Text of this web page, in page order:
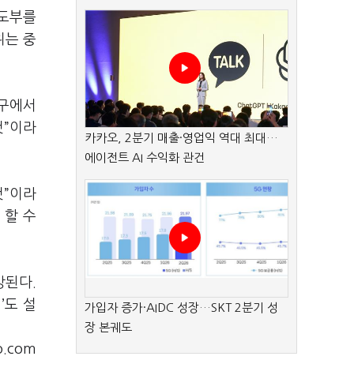
부를
는 중
에서
이라
이라
할 수
다.
도 설
카카오, 2분기 매출·영업익 역대 최대…
에이전트 AI 수익화 관건
가입자 증가·AIDC 성장…SKT 2분기 성
장 본궤도